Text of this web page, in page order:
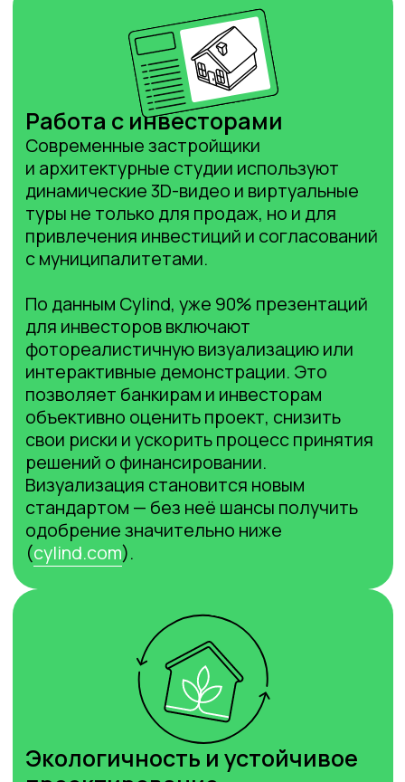
представление о будущем доме или
квартире, что формирует доверие
и снижает страх ошибки.
Банки и инвесторы требуют
визуальные материалы не меньше,
чем техническую документацию. 3D-
модель позволяет объективно
оценить проект, прогнозировать
окупаемость и делать выводы для
финансирования. Это облегчает
согласование и запускает процесс
быстрее.
Прозрачность согласований
и финансового планирования
3D-модель — это не просто красивая
картинка. Это единая точка сбора
информации для архитектора, инженера,
менеджера и клиента:
Процесс согласований становится
максимально понятным, без
разногласий на этапе реализации.
Все расходы и технические детали
видны заранее, что позволяет делать
точное финансовое планирование без
«сюрпризов» после начала работ.
Быстрая интеграция: от идеи
к реальности за несколько
Современные платформы (например,
Arigami, Planoplan) обеспечивают
мгновенное внедрение 3D и VR-
инструментов на сайт застройщика,
агентства или студии: